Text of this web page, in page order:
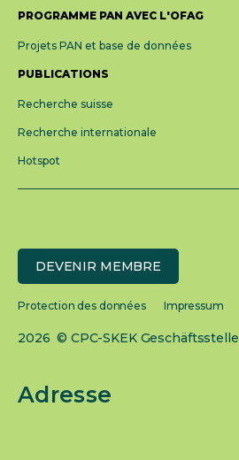
PROGRAMME PAN AVEC L'OFAG
Projets PAN et base de données
PUBLICATIONS
Recherche suisse
Recherche internationale
Hotspot
DEVENIR MEMBRE
Protection des données Impressum
2026 © CPC-SKEK Geschäftsstelle
Adresse